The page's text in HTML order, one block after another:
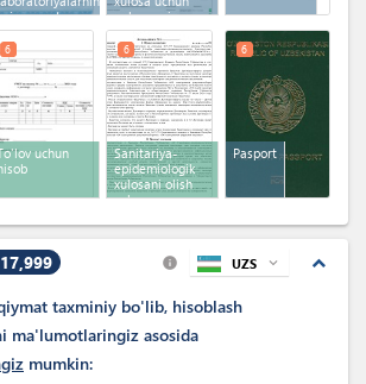
-ovqat
sinovi
onlayn ariza
uchun
6
Sanitariya-
epidemiologik
xulosani olish
uchun
6
Pasport
6
expand_less
info UZS expand_more
taxminiy bo'lib, hisoblash
ma'lumotlaringiz asosida
mumkin: